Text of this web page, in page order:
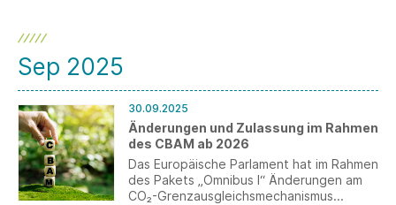
Sep 2025
30.09.2025
Änderungen und Zulassung im Rahmen
des CBAM ab 2026
Das Europäische Parlament hat im Rahmen
des Pakets „Omnibus I“ Änderungen am
CO₂-Grenzausgleichsmechanismus